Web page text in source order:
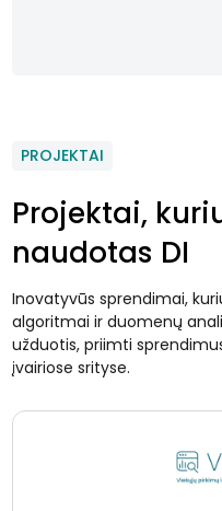
PROJEKTAI
Projektai,
naudotas DI
Inovatyvūs sprendimai,
algoritmai ir duomenų
užduotis, priimti
įvairiose srityse.